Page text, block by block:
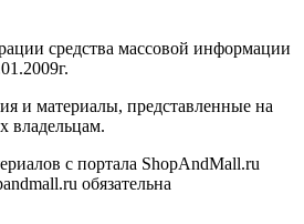
средства массовой информации
и материалы, представленные на
владельцам.
с портала ShopAndMall.ru
обязательна